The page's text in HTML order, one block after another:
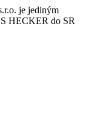
je jediným
HECKER do SR